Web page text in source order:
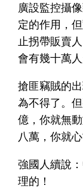
廣設監控攝
定的作用，
止拐帶販賣
會有幾十萬
搶匪竊賊的
為不得了。
億，你就無
八萬，你就
強國人續說
理的！